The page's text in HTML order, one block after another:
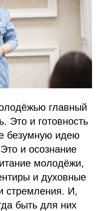
главный
Это и готовность
безумную идею
и осознание
молодёжи,
и духовные
стремления. И,
быть для них